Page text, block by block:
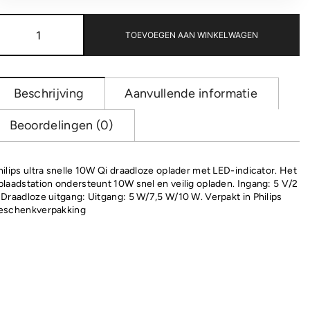
10W
aantal
TOEVOEGEN AAN WINKELWAGEN
Beschrijving Aanvullende informatie
Beoordelingen (0)
ultra snelle 10W Qi draadloze oplader met LED-indicator. Het
ondersteunt 10W snel en veilig opladen. Ingang: 5 V/2
uitgang: Uitgang: 5 W/7,5 W/10 W. Verpakt in Philips